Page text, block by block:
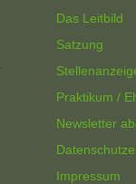
Das Leitbild
Satzung
Praktikum /
Newsletter
Impressum